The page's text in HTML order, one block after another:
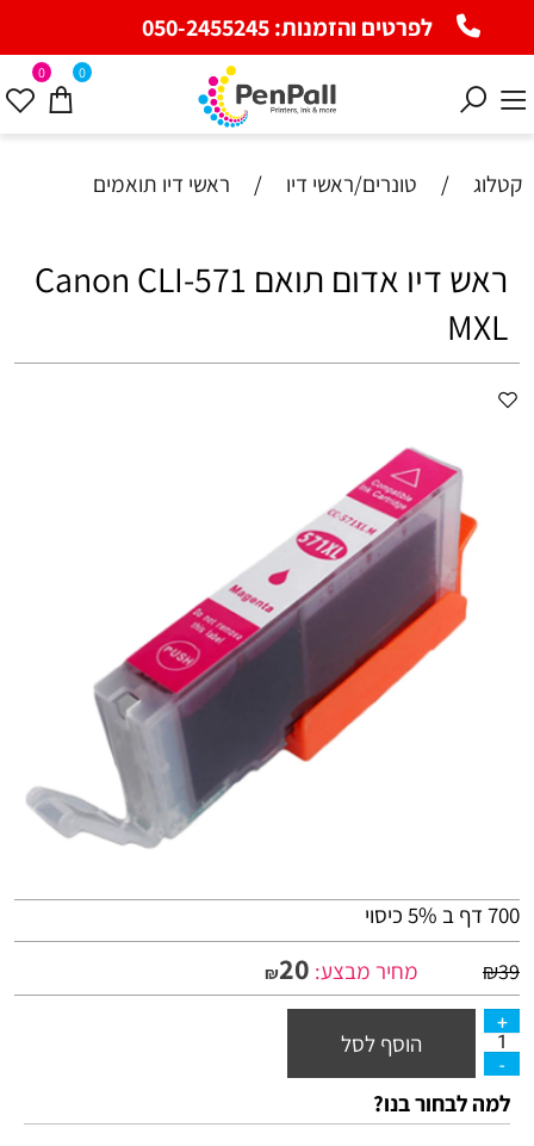
לפרטים והזמנות:050-2455245
0 0
קטלוג / טונרים/ראשי דיו / ראשי דיו תואמים
ראש דיו אדום תואם Canon CLI-571
MXL
700 דף ב 5% כיסוי
₪39 מחיר מבצע: ₪20
הוסף לסל
למה לבחור בנו?